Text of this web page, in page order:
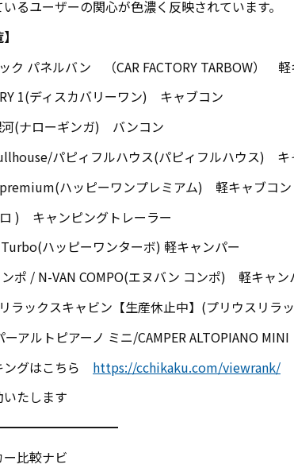
るユーザーの関心が色濃く反映されています。
ック パネルバン （CAR FACTORY TARBOW）
1(ディスカバリーワン) キャブコン
河(ナローギンガ) バンコン
パピィフルハウス(パピィフルハウス) キ
premium(ハッピーワンプレミアム) 軽キャブコン
ロ ) キャンピングトレーラー
Turbo(ハッピーワンターボ) 軽キャンパー
ンポ / N-VAN COMPO(エヌバン コンポ) 軽キャン
ラックスキャビン【生産休止中】(プリウスリラ
ーアルトピアーノ ミニ/CAMPER ALTOPIANO
ングはこちら https://cchikaku.com/viewrank/
たします
比較ナビ